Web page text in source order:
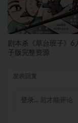
剧本杀《草台班子》6
子版完整资源
登录... 后才能评论